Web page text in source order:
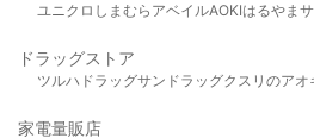
ユニクロ しまむら アベイルAOKIはるやま
ドラッグストア
ツルハドラッグサンドラッグクスリのアオ
家電量販店